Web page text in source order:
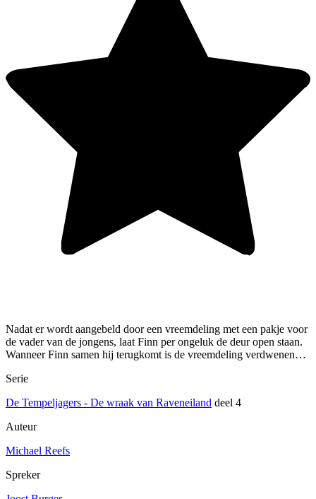
Nadat er wordt aangebeld door een vreemdeling met een pakje voor
de vader van de jongens, laat Finn per ongeluk de deur open staan.
Wanneer Finn samen hij terugkomt is de vreemdeling verdwenen…
Serie
De Tempeljagers - De wraak van Raveneiland deel 4
Auteur
Michael Reefs
Spreker